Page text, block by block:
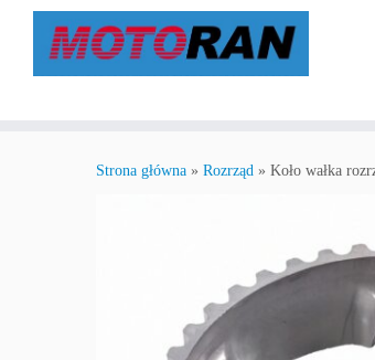
Strona główna » Rozrząd » Koło wałka